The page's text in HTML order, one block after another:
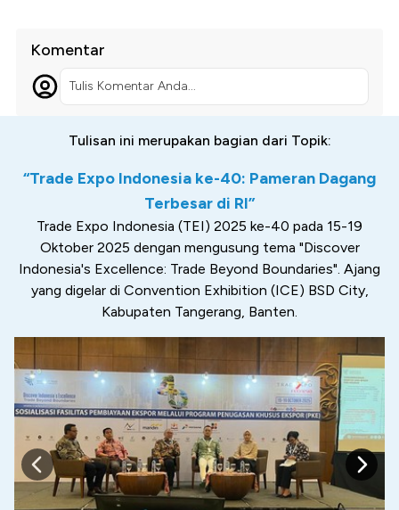
Komentar
Tulis Komentar Anda...
Tulisan ini merupakan bagian dari Topik:
“Trade Expo Indonesia ke-40: Pameran Dagang
Terbesar di RI”
Trade Expo Indonesia (TEI) 2025 ke-40 pada 15-19
Oktober 2025 dengan mengusung tema "Discover
Indonesia's Excellence: Trade Beyond Boundaries". Ajang
yang digelar di Convention Exhibition (ICE) BSD City,
Kabupaten Tangerang, Banten.